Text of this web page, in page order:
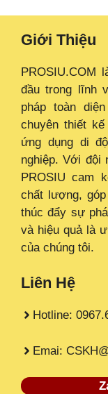
Giới Thiệu
PROSIU.COM
đầu trong lĩnh
pháp toàn
chuyên thiết
ứng dụng di
nghiệp. Với đội
PROSIU cam
chất lượng,
thúc đẩy sự
và hiệu quả là
của chúng tôi.
Liên Hệ
Hotline:
Emai: